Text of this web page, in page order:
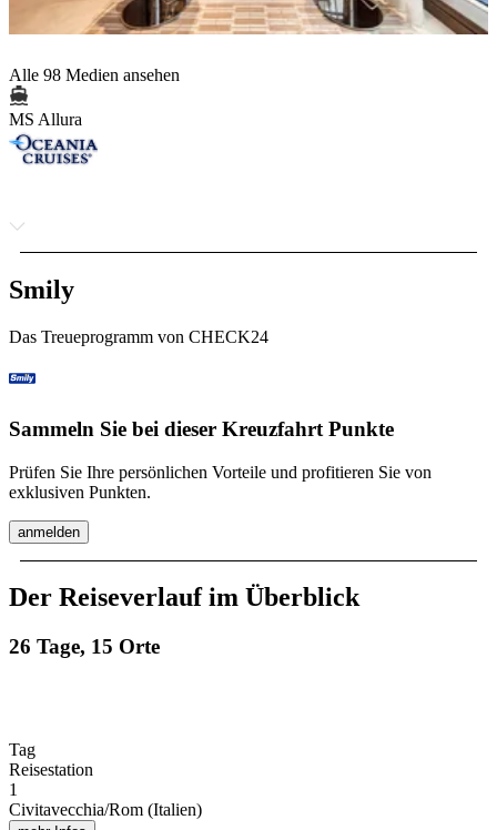
Alle 98 Medien ansehen
MS Allura
Smily
Das Treueprogramm von CHECK24
Sammeln Sie bei dieser Kreuzfahrt Punkte
Prüfen Sie Ihre persönlichen Vorteile und profitieren Sie von
exklusiven Punkten.
anmelden
Der Reiseverlauf im Überblick
26 Tage, 15 Orte
Tag
Reisestation
1
Civitavecchia/Rom (Italien)